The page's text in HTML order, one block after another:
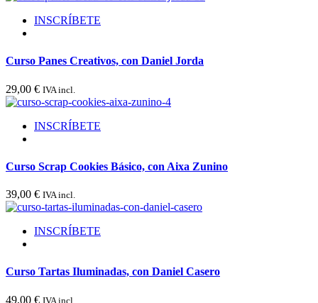
INSCRÍBETE
Curso Panes Creativos, con Daniel Jorda
29,00 € IVA incl.
INSCRÍBETE
Curso Scrap Cookies Básico, con Aixa Zunino
39,00 € IVA incl.
INSCRÍBETE
Curso Tartas Iluminadas, con Daniel Casero
49,00 € IVA incl.